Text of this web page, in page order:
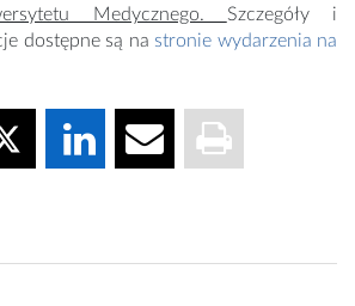
Medycznego. Szczegóły i
dostępne są na stronie wydarzenia na